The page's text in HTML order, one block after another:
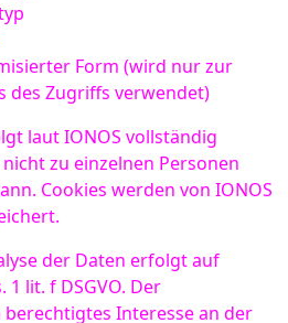
Form (wird nur zur
des Zugriffs verwendet)
laut IONOS vollständig
zu einzelnen Personen
Cookies werden von IONOS
der Daten erfolgt auf
1 lit. f DSGVO. Der
Interesse an der